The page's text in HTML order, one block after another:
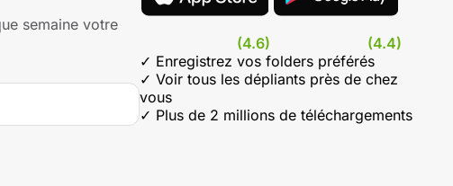
semaine votre
(4.6)
(4.4)
✓ Enregistrez vos folders préférés
✓ Voir tous les dépliants près de chez
vous
✓ Plus de 2 millions de téléchargements